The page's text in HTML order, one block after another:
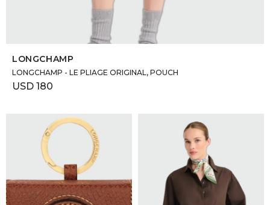
SELECCIONAR TALLE
LONGCHAMP
LONGCHAMP - LE PLIAGE ORIGINAL, POUCH
USD 180